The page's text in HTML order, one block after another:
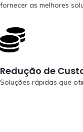
fornecer as melhores
Redução de
Soluções rápidas que